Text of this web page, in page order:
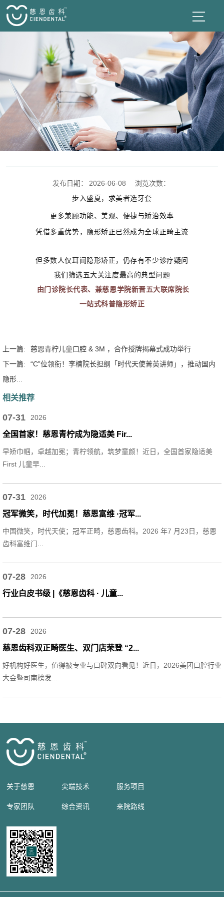
发布日期： 2026-06-08 浏览次数：
步入盛夏，求美者选牙套
更多兼顾功能、美观、便捷与矫治效率
凭借多重优势，隐形矫正已然成为全球正畸主流
但多数人仅耳闻隐形矫正，仍存有不少诊疗疑问
我们筛选五大关注度最高的典型问题
由门诊院长代表、兼慈恩学院新晋五大联席院长
一站式科普隐形矫正
上一篇:
慈恩青柠儿童口腔 & 3M ，合作授牌揭幕式成功举行
下一篇:
“C”位领衔！李楠院长担纲「时代天使菁英讲师」，推动国内
隐形...
相关推荐
07-31 2026
全国首家！慈恩青柠成为隐适美 Fir...
早矫巾帼，卓越加冕；青柠领航，筑梦童颜！近日，全国首家隐适美
First 儿童早...
07-31 2026
冠军微笑，时代加冕！慈恩富维 ·冠军...
中国微笑，时代天使；冠军正畸，慈恩齿科。2026 年7 月23日，慈恩
齿科富维门...
07-28 2026
行业白皮书级 |《慈恩齿科 · 儿童...
07-28 2026
慈恩齿科双正畸医生、双门店荣登 “2...
好机构好医生，值得被专业与口碑双向看见！近日，2026美团口腔行业
大会暨司南榜发...
关于慈恩 尖端技术 服务项目
专家团队 综合资讯 来院路线